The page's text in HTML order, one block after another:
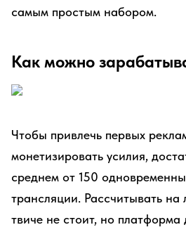
самым простым набором.
Как можно
Чтобы привлечь первых
монетизировать усилия,
среднем от 150
трансляции. Рассчитывать на
твиче не стоит, но платформа